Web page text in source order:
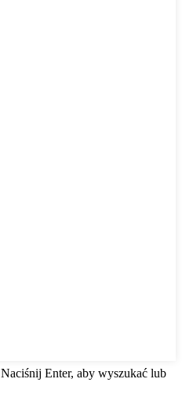
Naciśnij Enter, aby wyszukać lub